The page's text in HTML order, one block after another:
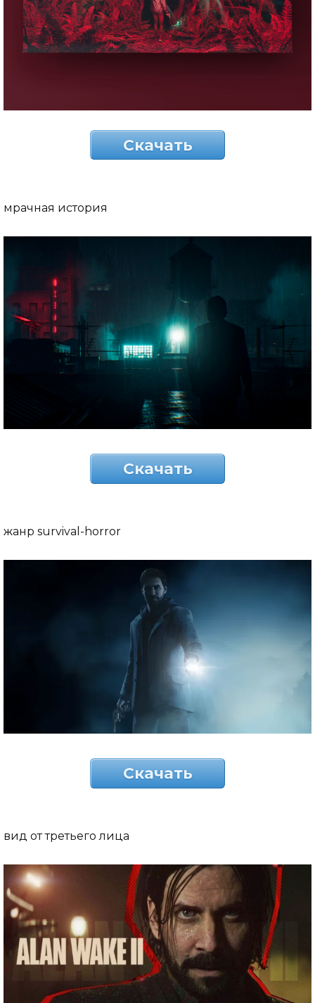
Скачать
мрачная история
Скачать
жанр survival-horror
Скачать
вид от третьего лица